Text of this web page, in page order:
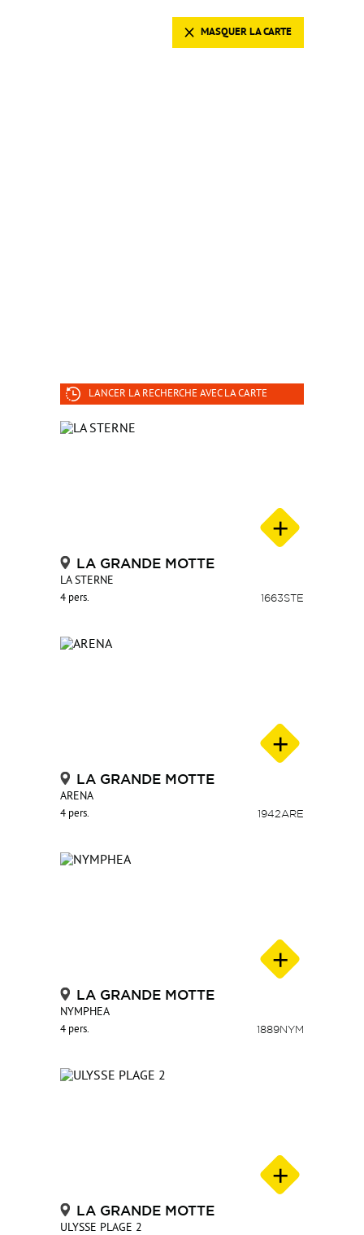
MASQUER LA CARTE
LANCER LA RECHERCHE AVEC LA CARTE
LA GRANDE MOTTE
LA STERNE
4 pers. 1663STE
LA GRANDE MOTTE
ARENA
4 pers. 1942ARE
LA GRANDE MOTTE
NYMPHEA
4 pers. 1889NYM
LA GRANDE MOTTE
ULYSSE PLAGE 2